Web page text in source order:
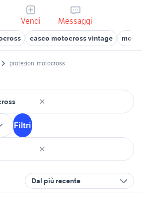
Vendi Messaggi
casco motocross vintage
protezioni motocross
Filtri
Dal più recente